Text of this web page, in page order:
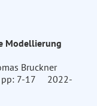
Modellierung
Bruckner
7-17 2022-